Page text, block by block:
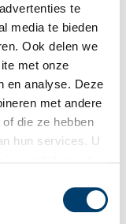
te
media te bieden
Ook delen we
met onze
en analyse. Deze
met andere
die ze hebben
hun services. U
op de
De berg
ijstijd die ongeveer
mens